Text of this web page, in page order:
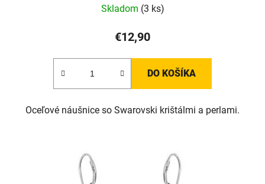
Skladom (3 ks)
€12,90
DO KOŠÍKA
Oceľové náušnice so Swarovski krištálmi a perlami.